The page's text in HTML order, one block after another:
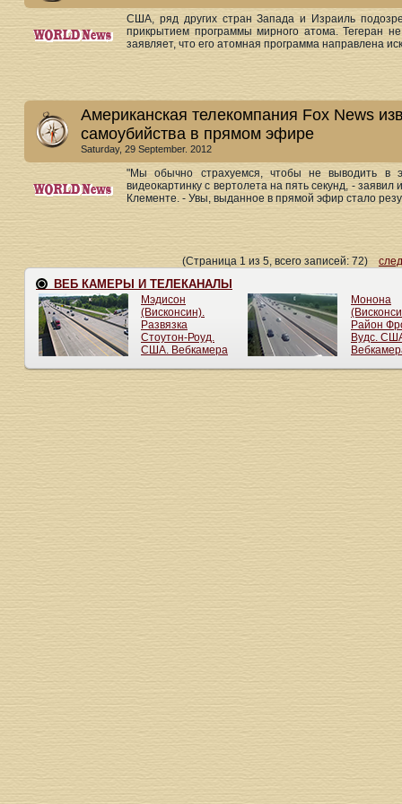
США, ряд других стран Запада и Израиль
прикрытием программы мирного атома. Тегеран
заявляет, что его атомная программа направлена
Американская телекомпания Fox News
самоубийства в прямом эфире
Saturday, 29 September. 2012
"Мы обычно страхуемся, чтобы не выводить в
видеокартинку с вертолета на пять секунд, -
Клементе. - Увы, выданное в прямой эфир стало
(Страница 1 из 5, всего записей: 72)